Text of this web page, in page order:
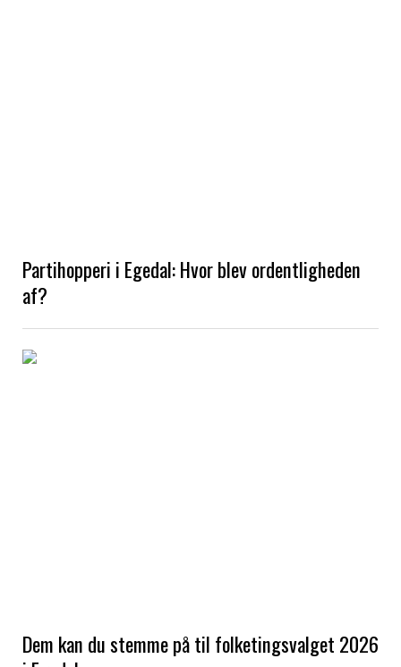
Partihopperi i Egedal: Hvor blev ordentligheden
af?
Dem kan du stemme på til folketingsvalget 2026